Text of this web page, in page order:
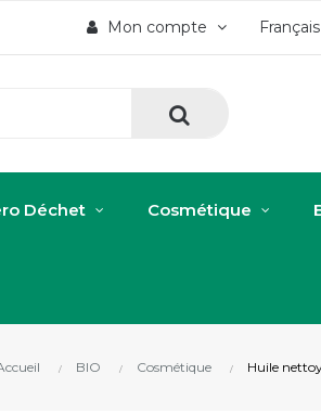
Français
Mon compte
Déchet Cosmétique
BIO Cosmétique Huile